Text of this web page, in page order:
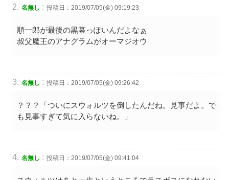
名無し : 投稿日：2019/07/05(金) 09:19:23
順一郎が最後の黒幕っぽいんだよなぁ
叔父魔王のアナグラムがオーマジオウ
名無し : 投稿日：2019/07/05(金) 09:26:42
？？？「ついにスウォルツを倒したんだね。見事だよ。で
も見事すぎて気に入らないね。」
名無し : 投稿日：2019/07/05(金) 09:41:04